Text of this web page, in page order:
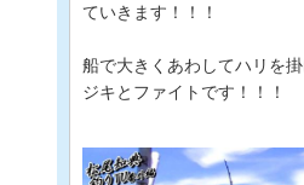
ていきます！！！
船で大きくあわしてハリを
ジキとファイトです！！！